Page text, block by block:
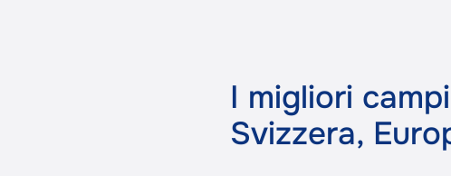
I migliori
Svizzera,